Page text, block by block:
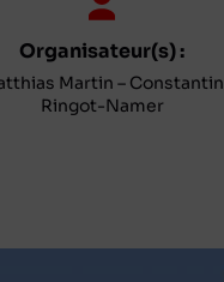
Organisateur(s) :
Martin – Constantin
Ringot-Namer